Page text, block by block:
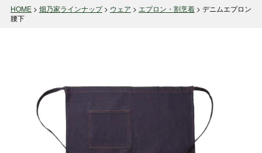
HOME 畑乃家ラインナップ ウェア エプロン・割烹着
デニムエプロン
腰下